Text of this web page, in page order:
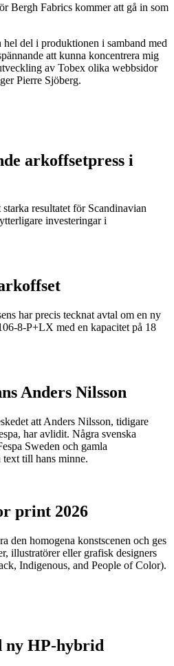
Bergh Fabrics kommer att gå in som
hel del i produktionen i samband med
att kunna koncentrera mig
av Tobex olika webbsidor
Pierre Sjöberg.
arkoffsetpress i
resultatet för Scandinavian
investeringar i
har precis tecknat avtal om en ny
8-P+LX med en kapacitet på 18
Anders Nilsson
att Anders Nilsson, tidigare
har avlidit. Några svenska
Sweden och gamla
text till hans minne.
print 2026
den homogena konstscenen och ges
illustratörer eller grafisk designers
Indigenous, and People of Color).
ny HP-hybrid